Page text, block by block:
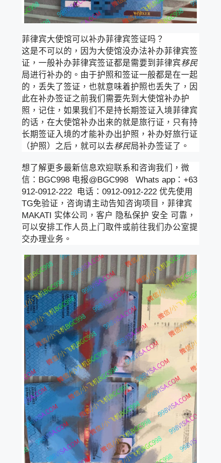
菲律宾大使馆可以补办菲律宾签证吗？
这是不可以的，因为大使馆没办法补办菲律宾签
证，一般补办菲律宾签证都是需要到菲律宾移民
局进行补办的。由于护照和签证一般都是在一起
的，丢失了签证，也就意味着护照也丢失了，因
此在补办签证之前我们需要先到大使馆补办护
照，记住，如果我们不是持长期签证入境菲律宾
的话，在大使馆补办出来的就是旅行证，只有持
长期签证入境的才能补办出护照，补办好旅行证
（护照）之后，就可以去移民局补办签证了。
想了解更多最新信息欢迎联系和咨询我们，微
信：BGC998 电报@BGC998 Whats app：+63
912-0912-222 电话：0912-0912-222 优先使用
TG免验证，咨询请主动告知咨询项目，菲律宾
MAKATI 实体公司，客户 隐私保护 安全 可靠，
可以安排工作人员上门取件或前往我们办公室提
交办理业务。